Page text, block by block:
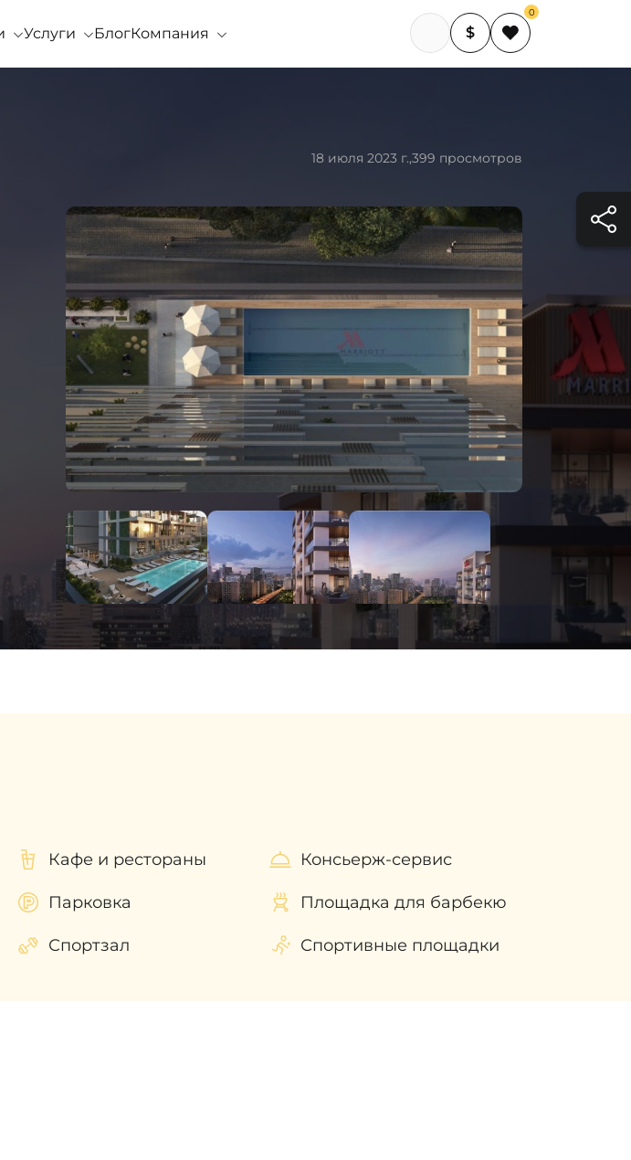
Услуги БлогКомпания $
0
18 июля 2023 г.,399 просмотров
Кафе и рестораны Консьерж-сервис
Парковка Площадка для барбекю
Спортзал Спортивные площадки